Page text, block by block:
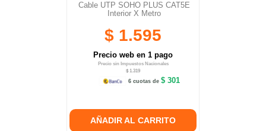
Cable UTP SOHO PLUS CAT5E
Interior X Metro
$ 1.595
Precio web en 1 pago
Precio sin Impuestos Nacionales
$ 1.319
6 cuotas de$ 301
AÑADIR AL CARRITO